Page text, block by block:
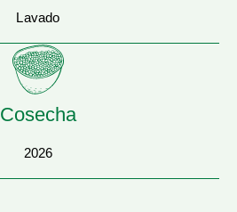
Lavado
Cosecha
2026